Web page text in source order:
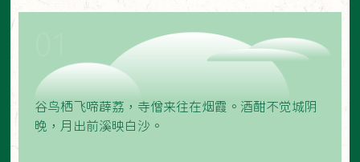
谷鸟栖飞啼薜荔，寺僧来往在烟霞。酒酣不觉城阴
晚，月出前溪映白沙。